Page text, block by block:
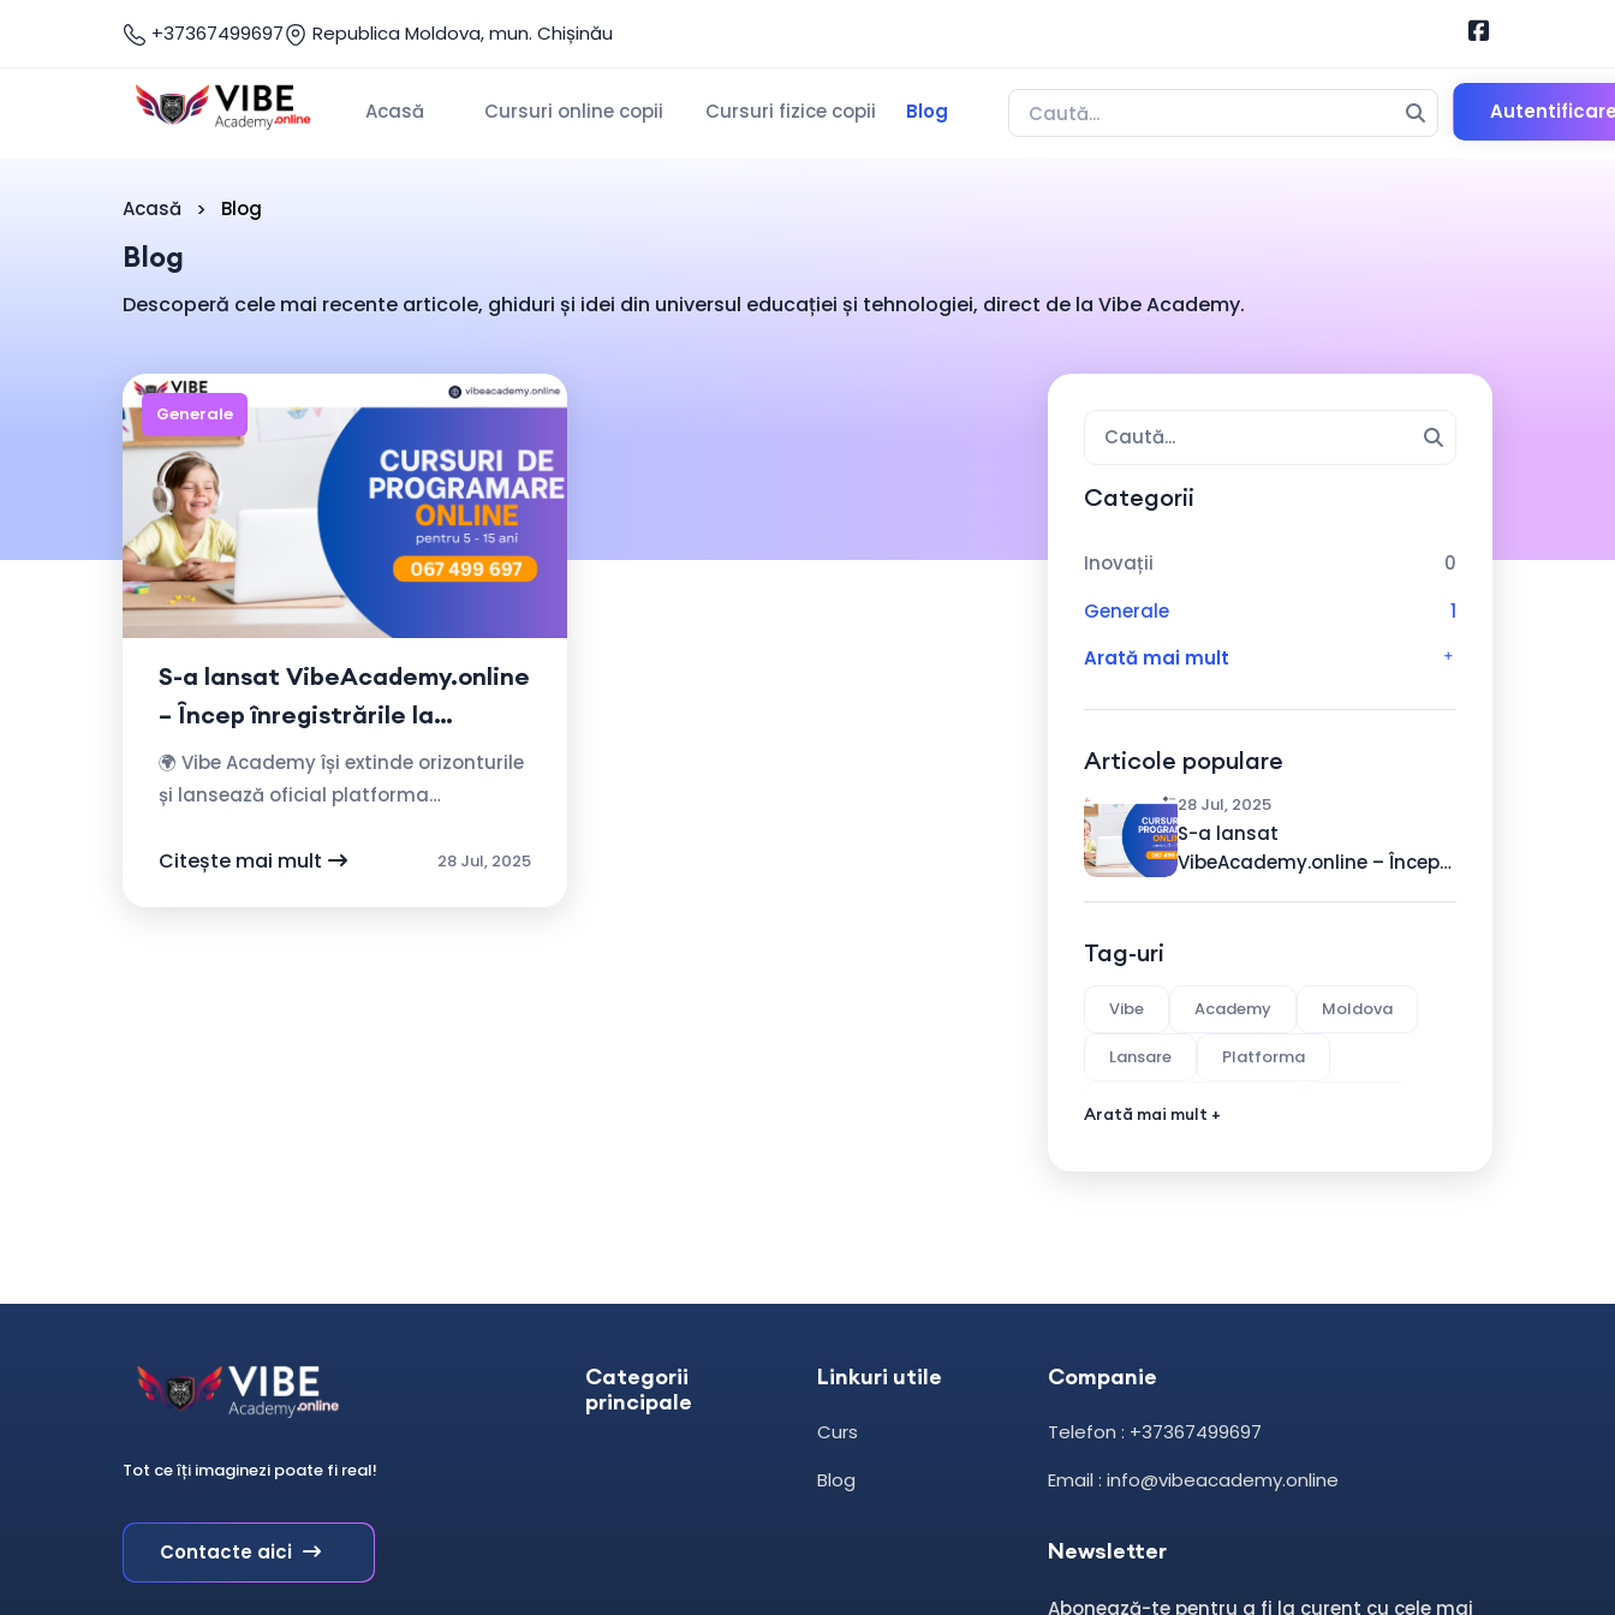
+37367499697 Republica Moldova, mun. Chișinău
Acasă Cursuri online copii Cursuri fizice copii Blog
Acasă Blog
Blog
Descoperă cele mai recente articole, ghiduri și idei din universul educației și tehnologiei, direct de la Vibe Academy.
Generale
S-a lansat VibeAcademy.online
– Încep înregistrările la
cursurile online pentru copii cu
vârste între 5 și 15 ani!
🌍 Vibe Academy își extinde orizonturile
și lansează oficial platforma
educațional modern, dedicat copiilor
Citește mai mult 28 Jul, 2025
Categorii
Inovații
0
Generale
1
Arată mai mult
Articole populare
28 Jul, 2025
S-a lansat
VibeAcademy.online – Încep
Tag-uri
Vibe Academy Moldova
Lansare Platforma
Vibe Academy Online
Arată mai mult +
Tot ce îți imaginezi poate fi real!
Contacte aici
Categorii
principale
Linkuri utile
Curs
Blog
Companie
Telefon : +37367499697
Email : info@vibeacademy.online
Newsletter
Abonează-te pentru a fi la curent cu cele mai